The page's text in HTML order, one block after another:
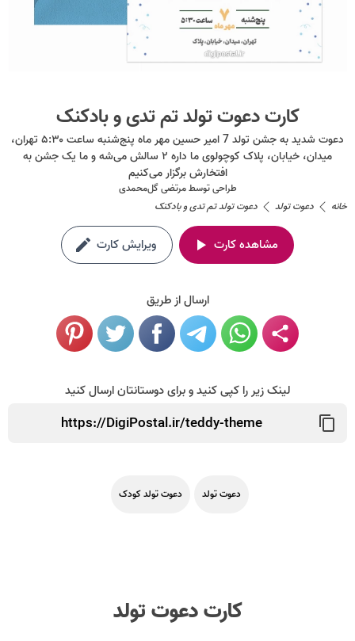
کارت دعوت تولد تم تدی و بادکنک
دعوت شدید به جشن تولد 7 امیر حسین مهر ماه پنج‌شنبه ساعت ۵:۳۰ تهران،
میدان، خیابان، پلاک کوچولوی ما داره ۲ سالش می‌شه و ما یک جشن به
افتخارش برگزار می‌کنیم
طراحی توسطمرتضی گل‌محمدی
خانه
دعوت تولد دعوت تولد تم تدی و بادکنک
مشاهده کارت ویرایش کارت
ارسال از طریق
لینک زیر را کپی کنید و برای دوستانتان ارسال کنید
دعوت تولد دعوت تولد کودک
کارت دعوت تولد